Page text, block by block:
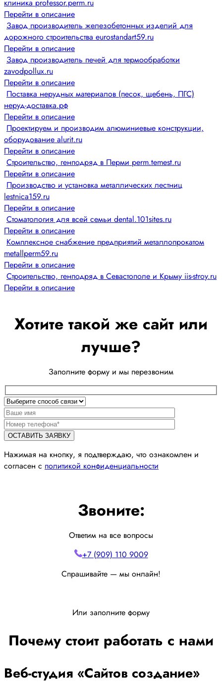
клиника professor.perm.ru
Перейти в описание
Завод производитель железобетонных изделий для
дорожного строительства eurostandart59.ru
Перейти в описание
Завод производитель печей для термообработки
zavodpollux.ru
Перейти в описание
Поставка нерудных материалов (песок, щебень, ПГС)
неруд-доставка.рф
Перейти в описание
Проектируем и производим алюминиевые конструкции,
оборудование alurit.ru
Перейти в описание
Строительство, генподряд в Перми perm.temest.ru
Перейти в описание
Производство и установка металлических лестниц
lestnica159.ru
Перейти в описание
Стоматология для всей семьи dental.101sites.ru
Перейти в описание
Комплексное снабжение предприятий металлопрокатом
metallperm59.ru
Перейти в описание
Строительство, генподряд в Севастополе и Крыму iis-stroy.ru
Перейти в описание
Хотите такой же сайт или
лучше?
Заполните форму и мы перезвоним
Нажимая на кнопку, я подтверждаю, что ознакомлен и
согласен с политикой конфиденциальности
Звоните:
Ответим на все вопросы
+7 (909) 110 9009
Спрашивайте — мы онлайн!
Или заполните форму
Почему стоит работать с нами
Веб-студия «Сайтов создание»